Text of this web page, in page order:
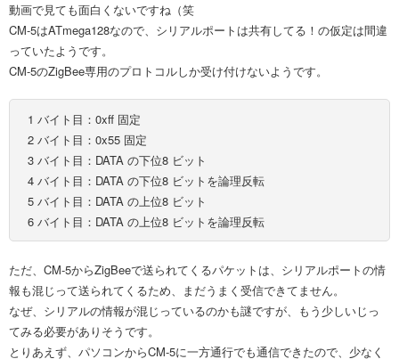
動画で見ても面白くないですね（笑
CM-5はATmega128なので、シリアルポートは共有してる！の仮定は間違
っていたようです。
CM-5のZigBee専用のプロトコルしか受け付けないようです。
1 バイト目：0xff 固定
2 バイト目：0x55 固定
3 バイト目：DATA の下位8 ビット
4 バイト目：DATA の下位8 ビットを論理反転
5 バイト目：DATA の上位8 ビット
6 バイト目：DATA の上位8 ビットを論理反転
ただ、CM-5からZigBeeで送られてくるパケットは、シリアルポートの情
報も混じって送られてくるため、まだうまく受信できてません。
なぜ、シリアルの情報が混じっているのかも謎ですが、もう少しいじっ
てみる必要がありそうです。
とりあえず、パソコンからCM-5に一方通行でも通信できたので、少なく